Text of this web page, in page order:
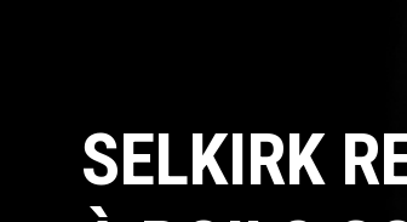
SELKIRK